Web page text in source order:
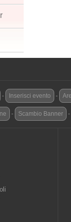
- Inserisci evento -
- Scambio Banner -